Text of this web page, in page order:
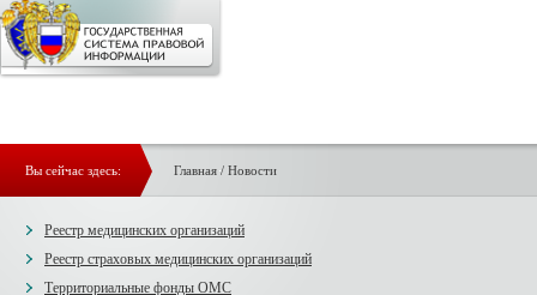
Вы сейчас здесь: Главная/ Новости
Реестр медицинских организаций
Реестр страховых медицинских организаций
Территориальные фонды ОМС